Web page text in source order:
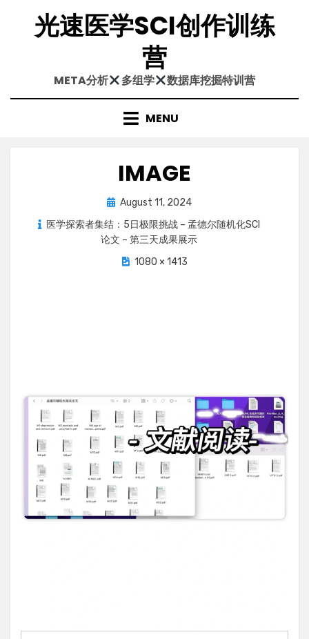
content光速医学SCI创作训练
营
META分析 多组学 数据库挖掘特训营
MENU
IMAGE
Posted
on
August 11, 2024
医学探索者集结：5日极限挑战 – 孟德尔随机化SCI
论文 – 第三天成果展示
1080 × 1413